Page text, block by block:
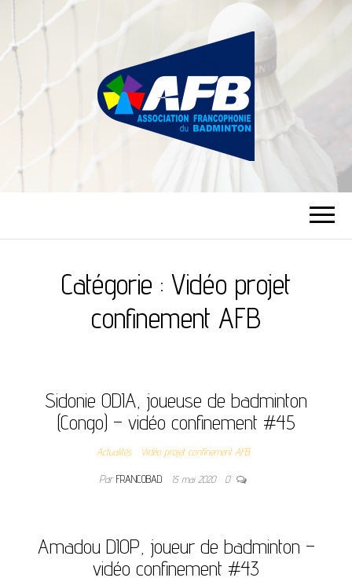
ASSOCIATION
FRANCOPHONIE
DU BADMINTON
Catégorie : Vidéo projet
confinement AFB
Sidonie ODIA, joueuse de badminton
(Congo) – vidéo confinement #45
Actualités Vidéo projet confinement AFB
ParFRANCOBAD 15 mai 2020 0
Amadou DIOP, joueur de badminton –
vidéo confinement #43